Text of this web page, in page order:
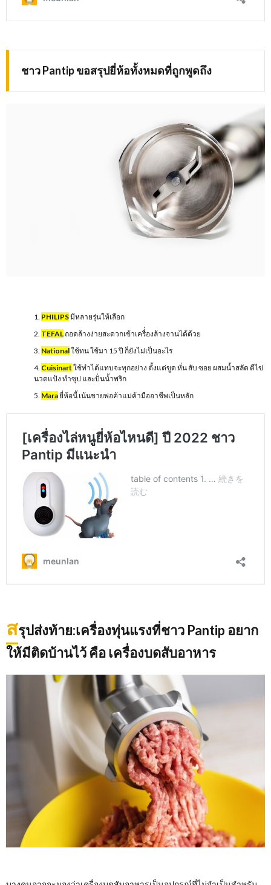
ชาว Pantip ขอสรุปยี่ห้อทั้งหมดที่ถูกพูดถึง
PHILIPSมีหลายรุ่นให้เลือก
TEFAL ถอดล้างง่ายสะดวกเข้าเครื่่องล้างจานได้ด้วย
Nationalใช้ทน ใช้มา 15 ปี ก็ยังไม่เป็นอะไร
Cuisinart ใช้ทำได้แทบจะทุกอย่าง ตั้งแต่ขูด หั่น สับ ซอย ผสมน้ำสลัด ตีไข่
นวดแป้ง ทำซุป และปั่นน้ำพริก
Maraยี่ห้อนี้ เน้นขายพ่อค้าแม่ค้ามืออาชีพเป็นหลัก
สรุปส่งท้าย:เครื่องทุ่นแรงที่ชาว Pantip อยาก
ให้มีติดบ้านไว้ คือ เครื่องบดสับอาหาร